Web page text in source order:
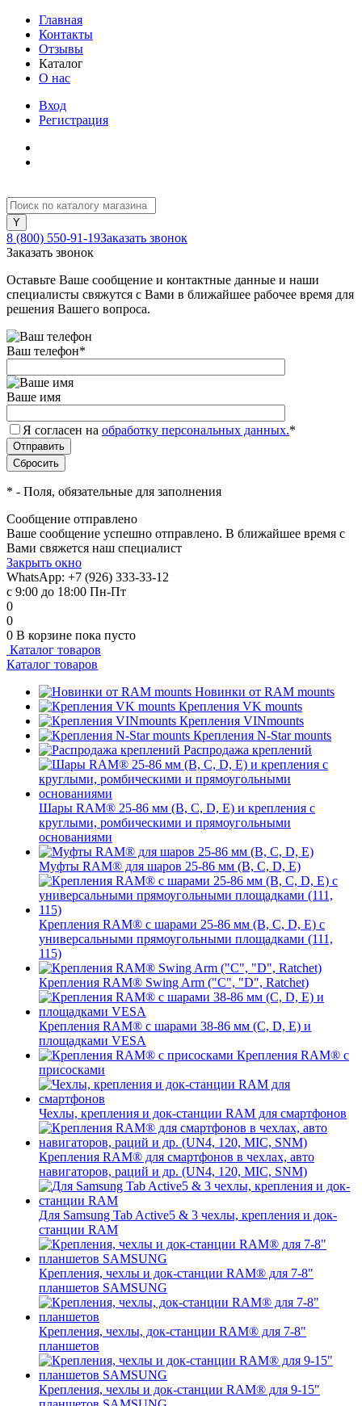
Главная
Контакты
Отзывы
Каталог
О нас
Вход
Регистрация
8 (800) 550-91-19Заказать звонок
Заказать звонок
Оставьте Ваше сообщение и контактные данные и наши
специалисты свяжутся с Вами в ближайшее рабочее время для
решения Вашего вопроса.
Ваш телефон*
Ваше имя
Я согласен на обработку персональных данных.*
* - Поля, обязательные для заполнения
Сообщение отправлено
Ваше сообщение успешно отправлено. В ближайшее время с
Вами свяжется наш специалист
Закрыть окно
WhatsApp: +7 (926) 333-33-12
с 9:00 до 18:00 Пн-Пт
0
0
0 В корзине пока пусто
Каталог товаров
Каталог товаров
Новинки от RAM mounts
Крепления VK mounts
Крепления VINmounts
Крепления N-Star mounts
Распродажа креплений
Шары RAM® 25-86 мм (B, C, D, E) и крепления с
круглыми, ромбическими и прямоугольными
основаниями
Муфты RAM® для шаров 25-86 мм (B, C, D, E)
Крепления RAM® с шарами 25-86 мм (B, C, D, E) с
универсальными прямоугольными площадками (111,
115)
Крепления RAM® Swing Arm ("C", "D", Ratchet)
Крепления RAM® с шарами 38-86 мм (C, D, E) и
площадками VESA
Крепления RAM® с
присосками
Чехлы, крепления и док-станции RAM для смартфонов
Крепления RAM® для смартфонов в чехлах, авто
навигаторов, раций и др. (UN4, 120, MIC, SNM)
Для Samsung Tab Active5 & 3 чехлы, крепления и док-
станции RAM
Крепления, чехлы и док-станции RAM® для 7-8"
планшетов SAMSUNG
Крепления, чехлы, док-станции RAM® для 7-8"
планшетов
Крепления, чехлы и док-станции RAM® для 9-15"